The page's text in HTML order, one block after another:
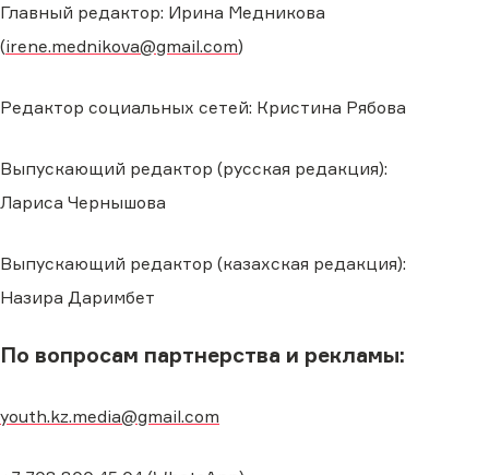
Главный редактор: Ирина Медникова
(irene.mednikova@gmail.com)
Редактор социальных сетей: Кристина Рябова
Выпускающий редактор (русская редакция):
Лариса Чернышова
Выпускающий редактор (казахская редакция):
Назира Даримбет
По вопросам партнерства и рекламы:
youth.kz.media@gmail.com